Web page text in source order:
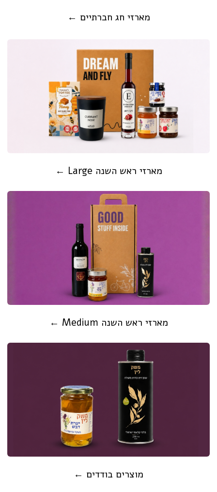
מארזי ראש השנה Medium ←
מארזי ראש השנה Large ←
מארזי חג חברתיים ←
מוצרים בודדים ←